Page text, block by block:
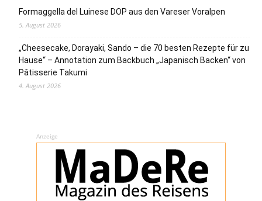
Formaggella del Luinese DOP aus den Vareser Voralpen
5. August 2026
„Cheesecake, Dorayaki, Sando – die 70 besten Rezepte für zu
Hause“ – Annotation zum Backbuch „Japanisch Backen“ von
Pâtisserie Takumi
4. August 2026
Anzeige